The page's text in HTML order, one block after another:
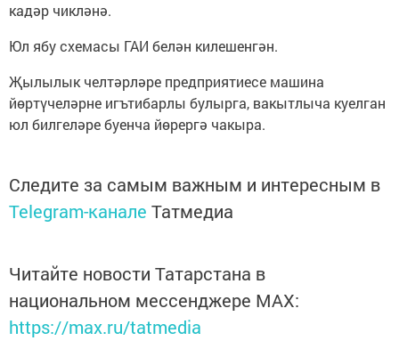
кадәр чикләнә.
Юл ябу схемасы ГАИ белән килешенгән.
Җылылык челтәрләре предприятиесе машина
йөртүчеләрне игътибарлы булырга, вакытлыча куелган
юл билгеләре буенча йөрергә чакыра.
Следите за самым важным и интересным в
Telegram-канале Татмедиа
Читайте новости Татарстана в
национальном мессенджере MАХ:
https://max.ru/tatmedia